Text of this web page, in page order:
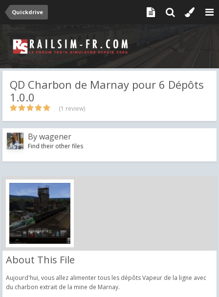
Quickdrive
QD Charbon de Marnay pour 6 Dépôts
1.0.0
(1 review)
Bywagener
Find their other files
About This File
Aujourd'hui, vous allez alimenter tous les dépôts Vapeur de la ligne avec
du charbon extrait de la mine de Marnay.